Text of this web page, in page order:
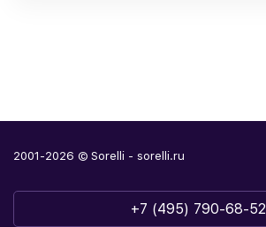
2001-2026 © Sorelli - sorelli.ru
+7 (495) 790-68-52